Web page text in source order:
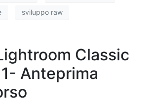
sviluppo raw
Classic
Anteprima